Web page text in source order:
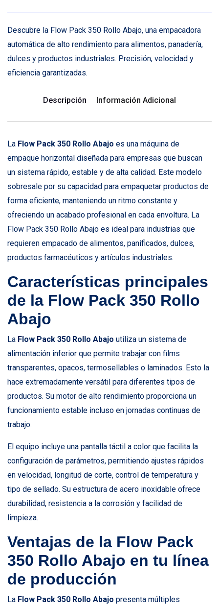
Descubre la Flow Pack 350 Rollo Abajo, una empacadora
automática de alto rendimiento para alimentos, panadería,
dulces y productos industriales. Precisión, velocidad y
eficiencia garantizadas.
Descripción Información Adicional
La Flow Pack 350 Rollo Abajo es una máquina de
empaque horizontal diseñada para empresas que buscan
un sistema rápido, estable y de alta calidad. Este modelo
sobresale por su capacidad para empaquetar productos de
forma eficiente, manteniendo un ritmo constante y
ofreciendo un acabado profesional en cada envoltura. La
Flow Pack 350 Rollo Abajo es ideal para industrias que
requieren empacado de alimentos, panificados, dulces,
productos farmacéuticos y artículos industriales.
Características principales
de la Flow Pack 350 Rollo
Abajo
La Flow Pack 350 Rollo Abajo utiliza un sistema de
alimentación inferior que permite trabajar con films
transparentes, opacos, termosellables o laminados. Esto la
hace extremadamente versátil para diferentes tipos de
productos. Su motor de alto rendimiento proporciona un
funcionamiento estable incluso en jornadas continuas de
trabajo.
El equipo incluye una pantalla táctil a color que facilita la
configuración de parámetros, permitiendo ajustes rápidos
en velocidad, longitud de corte, control de temperatura y
tipo de sellado. Su estructura de acero inoxidable ofrece
durabilidad, resistencia a la corrosión y facilidad de
limpieza.
Ventajas de la Flow Pack
350 Rollo Abajo en tu línea
de producción
La Flow Pack 350 Rollo Abajo presenta múltiples